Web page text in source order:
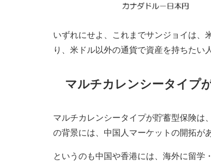
いずれにせよ、これまでサンジョイは、
り、米ドル以外の通貨で資産を持ちたい
マルチカレンシータイプ
マルチカレンシータイプが貯蓄型保険は
の背景には、中国人マーケットの開拓が
というのも中国や香港には、海外に留学